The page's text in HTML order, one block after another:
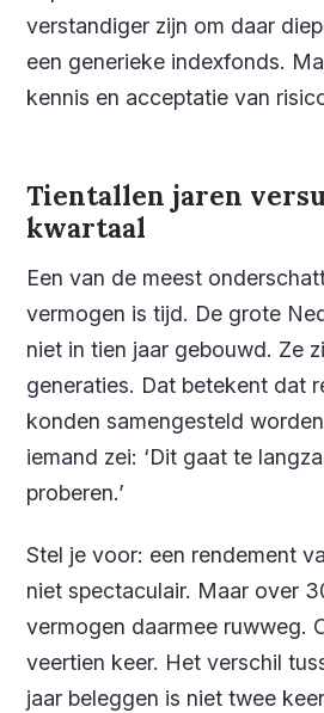
verstandiger zijn om daar
een generieke indexfonds.
kennis en acceptatie van
Tientallen jaren
kwartaal
Een van de meest
vermogen is tijd. De grote
niet in tien jaar gebouwd. Ze
generaties. Dat betekent dat
konden samengesteld
iemand zei: ‘Dit gaat te
proberen.’
Stel je voor: een rendement
niet spectaculair. Maar over
vermogen daarmee ruwweg.
veertien keer. Het verschil
jaar beleggen is niet twee